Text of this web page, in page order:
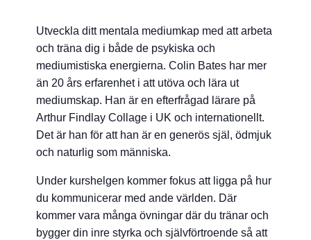
Utveckla ditt mentala mediumkap med att arbeta
och träna dig i både de psykiska och
mediumistiska energierna. Colin Bates har mer
än 20 års erfarenhet i att utöva och lära ut
mediumskap. Han är en efterfrågad lärare på
Arthur Findlay Collage i UK och internationellt.
Det är han för att han är en generös själ, ödmjuk
och naturlig som människa.
Under kurshelgen kommer fokus att ligga på hur
du kommunicerar med ande världen. Där
kommer vara många övningar där du tränar och
bygger din inre styrka och självförtroende så att